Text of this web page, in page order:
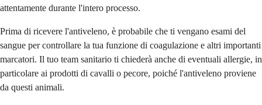
attentamente durante l'intero processo.
Prima di ricevere l'antiveleno, è probabile che ti vengano esami del
sangue per controllare la tua funzione di coagulazione e altri importanti
marcatori. Il tuo team sanitario ti chiederà anche di eventuali allergie, in
particolare ai prodotti di cavalli o pecore, poiché l'antiveleno proviene
da questi animali.